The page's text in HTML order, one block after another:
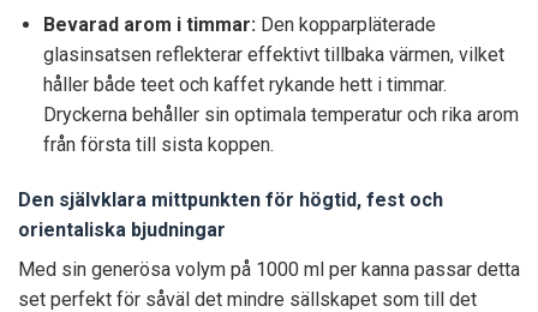
Bevarad arom i timmar:Den kopparpläterade
glasinsatsen reflekterar effektivt tillbaka värmen, vilket
håller både teet och kaffet rykande hett i timmar.
Dryckerna behåller sin optimala temperatur och rika arom
från första till sista koppen.
Den självklara mittpunkten för högtid, fest och
orientaliska bjudningar
Med sin generösa volym på 1000 ml per kanna passar detta
set perfekt för såväl det mindre sällskapet som till det